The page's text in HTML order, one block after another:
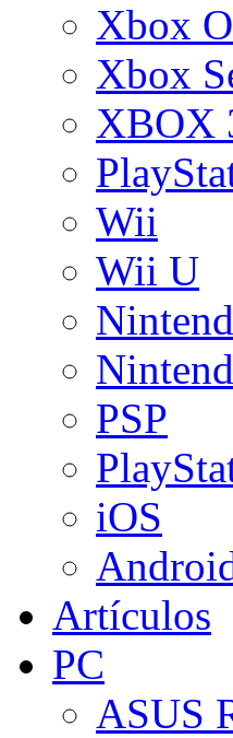
Xbox
Xbox
XBOX
Wii
Wii U
PSP
iOS
Artículos
PC
ASUS